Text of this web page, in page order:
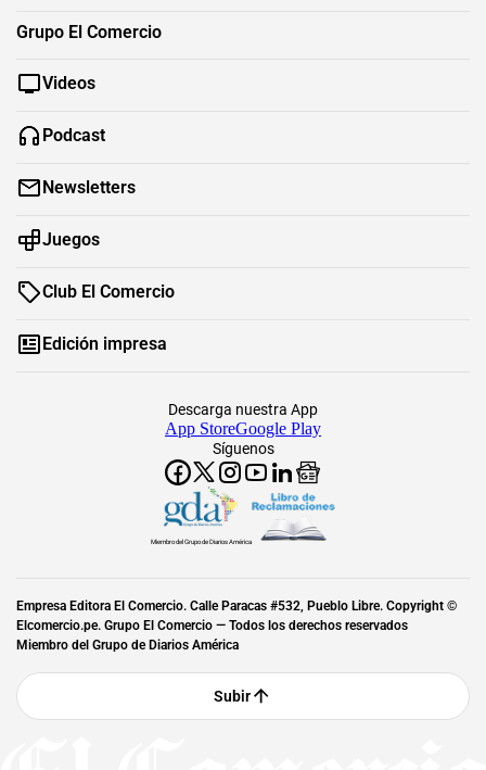
Grupo El Comercio
Videos
Podcast
Newsletters
Juegos
Club El Comercio
Edición impresa
Síguenos
Descarga nuestra App
App StoreGoogle Play
Miembro del Grupo de Diarios América
Empresa Editora El Comercio. Calle Paracas #532, Pueblo Libre. Copyright ©
Elcomercio.pe. Grupo El Comercio — Todos los derechos reservados
Miembro del Grupo de Diarios América
Subir